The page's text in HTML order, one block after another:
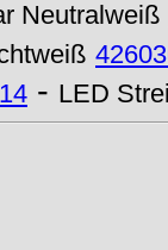
Neutralweiß
- LED